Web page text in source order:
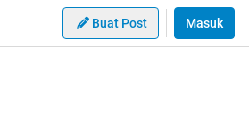
Buat Post Masuk